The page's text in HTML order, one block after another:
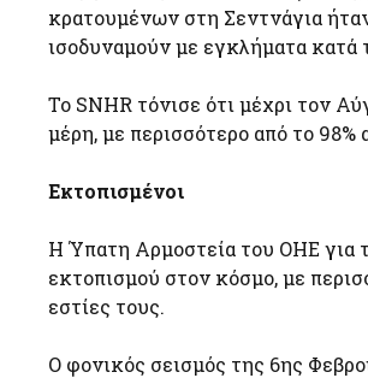
κρατουμένων στη Σεντνάγια
ισοδυναμούν με εγκλήματα κατά
Το SNHR τόνισε ότι μέχρι τον
μέρη, με περισσότερο από το
Εκτοπισμένοι
Η Ύπατη Αρμοστεία του ΟΗΕ για
εκτοπισμού στον κόσμο, με
εστίες τους.
Ο φονικός σεισμός της 6ης